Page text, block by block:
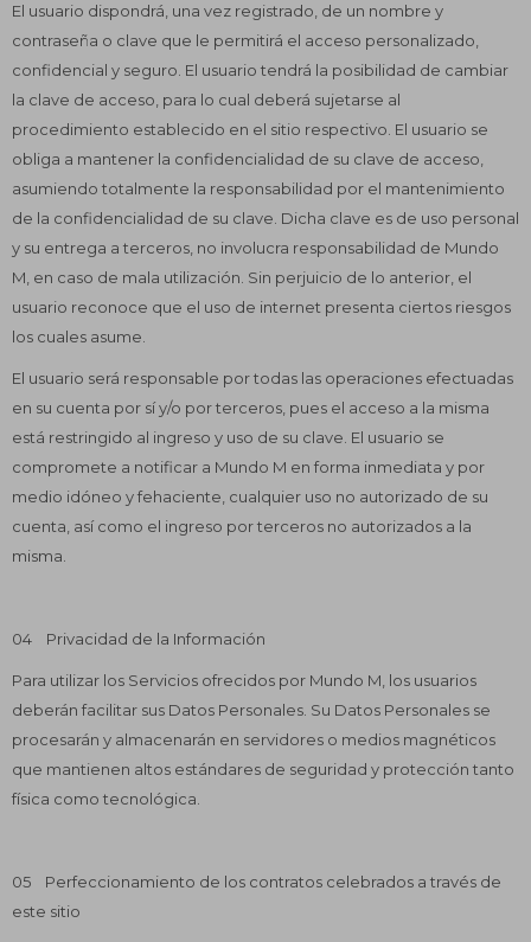
El usuario dispondrá, una vez registrado, de un nombre y
contraseña o clave que le permitirá el acceso personalizado,
confidencial y seguro. El usuario tendrá la posibilidad de cambiar
la clave de acceso, para lo cual deberá sujetarse al
procedimiento establecido en el sitio respectivo. El usuario se
obliga a mantener la confidencialidad de su clave de acceso,
asumiendo totalmente la responsabilidad por el mantenimiento
de la confidencialidad de su clave. Dicha clave es de uso personal
y su entrega a terceros, no involucra responsabilidad de Mundo
M, en caso de mala utilización. Sin perjuicio de lo anterior, el
usuario reconoce que el uso de internet presenta ciertos riesgos
los cuales asume.
El usuario será responsable por todas las operaciones efectuadas
en su cuenta por sí y/o por terceros, pues el acceso a la misma
está restringido al ingreso y uso de su clave. El usuario se
compromete a notificar a Mundo M en forma inmediata y por
medio idóneo y fehaciente, cualquier uso no autorizado de su
cuenta, así como el ingreso por terceros no autorizados a la
misma.
04 Privacidad de la Información
Para utilizar los Servicios ofrecidos por Mundo M, los usuarios
deberán facilitar sus Datos Personales. Su Datos Personales se
procesarán y almacenarán en servidores o medios magnéticos
que mantienen altos estándares de seguridad y protección tanto
física como tecnológica.
05 Perfeccionamiento de los contratos celebrados a través de
este sitio